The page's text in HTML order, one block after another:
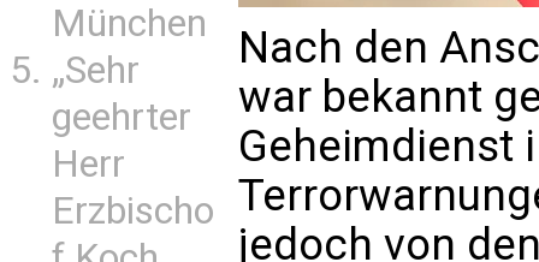
München
„Sehr
geehrter
Herr
Erzbischo
Nach den
war bekannt
Geheimdienst
jedoch von